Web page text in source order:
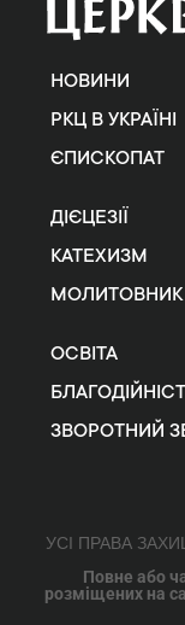
НОВИНИ
РКЦ В УКРАЇНІ
ЄПИСКОПАТ
ДІЄЦЕЗІЇ
КАТЕХИЗМ
МОЛИТОВНИК
ОСВІТА
ЗВОРОТНИЙ
УСІ ПРАВА
Повне або
розміщених на